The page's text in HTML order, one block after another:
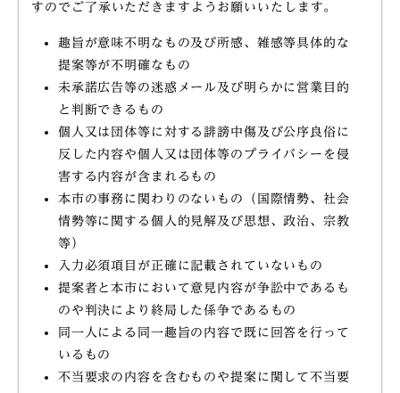
すのでご了承いただきますようお願いいたします。
趣旨が意味不明なもの及び所感、雑感等具体的な
提案等が不明確なもの
未承諾広告等の迷惑メール及び明らかに営業目的
と判断できるもの
個人又は団体等に対する誹謗中傷及び公序良俗に
反した内容や個人又は団体等のプライバシーを侵
害する内容が含まれるもの
本市の事務に関わりのないもの（国際情勢、社会
情勢等に関する個人的見解及び思想、政治、宗教
等）
入力必須項目が正確に記載されていないもの
提案者と本市において意見内容が争訟中であるも
のや判決により終局した係争であるもの
同一人による同一趣旨の内容で既に回答を行って
いるもの
不当要求の内容を含むものや提案に関して不当要